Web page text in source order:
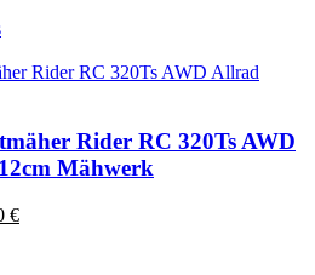
Rider RC 320Ts AWD
Mähwerk
€